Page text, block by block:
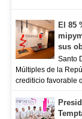
El 85
sus
Santo
Múltiples de la
crediticio favorable